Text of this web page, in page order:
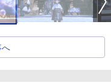
へ